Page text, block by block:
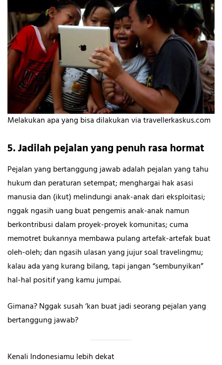
Melakukan apa yang bisa dilakukan via travellerkaskus.com
5. Jadilah pejalan yang penuh rasa hormat
Pejalan yang bertanggung jawab adalah pejalan yang tahu
hukum dan peraturan setempat; menghargai hak asasi
manusia dan (ikut) melindungi anak-anak dari eksploitasi;
nggak ngasih uang buat pengemis anak-anak namun
berkontribusi dalam proyek-proyek komunitas; cuma
memotret bukannya membawa pulang artefak-artefak buat
oleh-oleh; dan ngasih ulasan yang jujur soal travelingmu;
kalau ada yang kurang bilang, tapi jangan “sembunyikan”
hal-hal positif yang kamu jumpai.
Gimana? Nggak susah ‘kan buat jadi seorang pejalan yang
bertanggung jawab?
Kenali Indonesiamu lebih dekat